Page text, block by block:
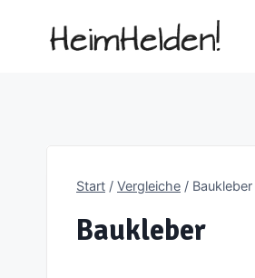
Start / Vergleiche / Baukleber
Baukleber